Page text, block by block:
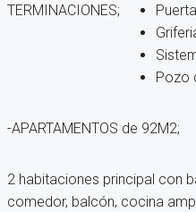
TERMINACIONES;
Pozo
-APARTAMENTOS de 92M2;
2 habitaciones principal con
comedor, balcón, cocina